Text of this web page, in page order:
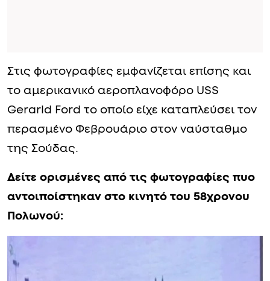
Στις φωτογραφίες εμφανίζεται επίσης και
το αμερικανικό αεροπλανοφόρο USS
Gerarld Ford το οποίο είχε καταπλεύσει τον
περασμένο Φεβρουάριο στον ναύσταθμο
της Σούδας.
Δείτε ορισμένες από τις φωτογραφίες πυο
αντοιποίστηκαν στο κινητό του 58χρονου
Πολωνού: